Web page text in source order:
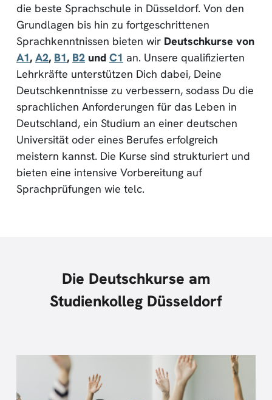
die beste Sprachschule in Düsseldorf. Von den
Grundlagen bis hin zu fortgeschrittenen
Sprachkenntnissen bieten wir Deutschkurse von
A1,A2, B1, B2 und C1 an. Unsere qualifizierten
Lehrkräfte unterstützen Dich dabei, Deine
Deutschkenntnisse zu verbessern, sodass Du die
sprachlichen Anforderungen für das Leben in
Deutschland, ein Studium an einer deutschen
Universität oder eines Berufes erfolgreich
meistern kannst. Die Kurse sind strukturiert und
bieten eine intensive Vorbereitung auf
Sprachprüfungen wie telc.
Die Deutschkurse am
Studienkolleg Düsseldorf